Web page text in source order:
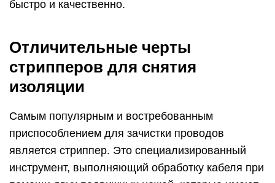
полукруглую форму. Исходя из размера сечения
калибра инструмента, что является гарантией
получения точной насечки и отсутствия
повреждения жилы.
полуавтоматическим или автоматическим.
Первый вариант представлен ручным
приспособлением, имеющим простую
конструкцию, по внешнему виду напоминает